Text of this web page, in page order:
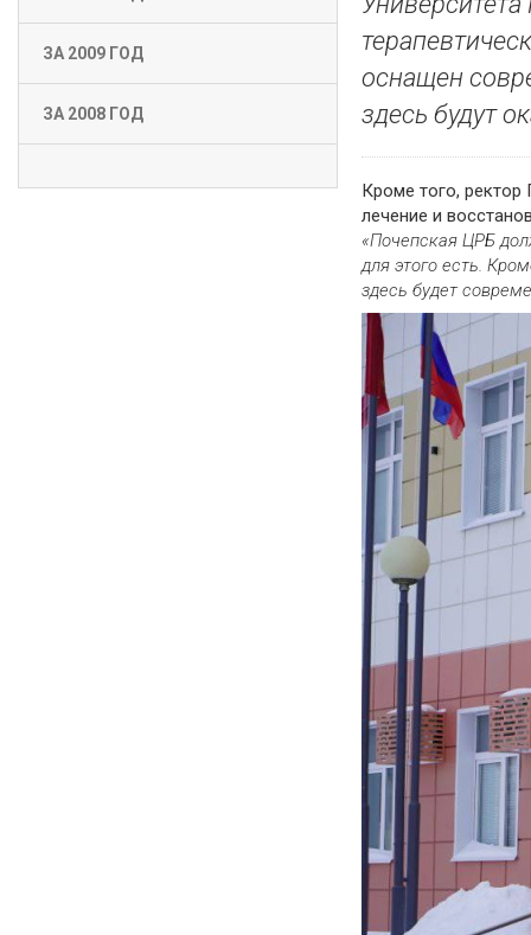
ЗА 2009 ГОД
ЗА 2008 ГОД
оснащен
здесь будут
Кроме того,
лечение и
«Почепская ЦРБ
для этого есть.
здесь будет